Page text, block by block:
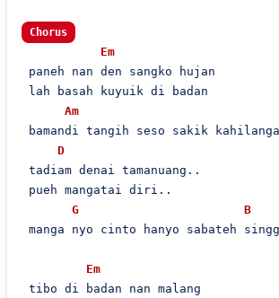
Chorus
Em
paneh nan den sangko hujan
lah basah kuyuik di badan
Am
bamandi tangih seso sakik
D
tadiam denai tamanuang..
pueh mangatai diri..
G
B
manga nyo cinto hanyo sabateh
Em
tibo di badan nan malang